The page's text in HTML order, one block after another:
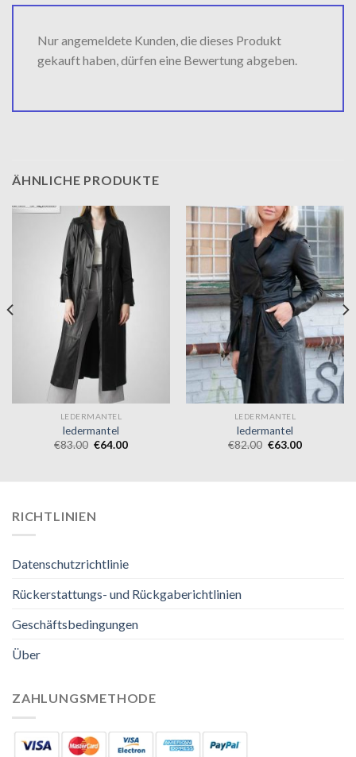
Nur angemeldete Kunden, die dieses Produkt
gekauft haben, dürfen eine Bewertung abgeben.
ÄHNLICHE PRODUKTE
LEDERMANTEL
ledermantel
€83.00 €64.00
LEDERMANTEL
ledermantel
€82.00 €63.00
RICHTLINIEN
Datenschutzrichtlinie
Rückerstattungs- und Rückgaberichtlinien
Geschäftsbedingungen
Über
ZAHLUNGSMETHODE